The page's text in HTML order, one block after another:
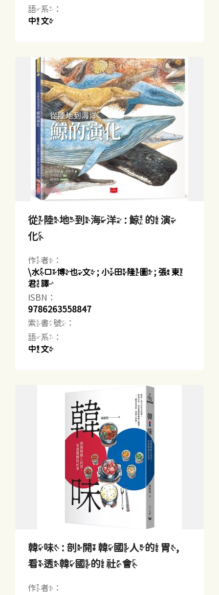
語系：
中文
從陸地到海洋 : 鯨的演
化
作者：
\水口博也文 ; 小田隆圖 ; 張東
君譯
ISBN：
9786263558847
索書號：
語系：
中文
韓味 : 剖開韓國人的胃,
看透韓國的社會
作者：